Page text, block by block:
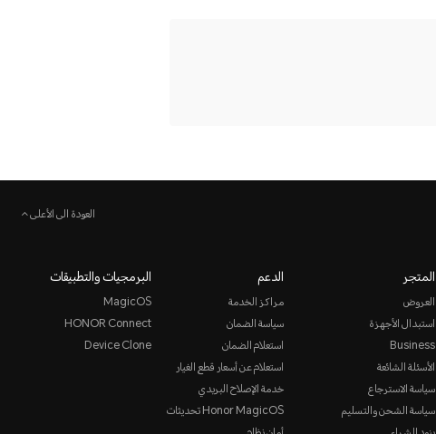
العودة الى الأعلى
المتجر
العروض
استبدال الأجهزة
Business
الأسئلة الشائعة
سياسة الاسترجاع
سياسة الشحن والتسليم
الدعم
مراكز الخدمة
سياسة الضمان
استعلام الضمان
استعلام عن أسعار قطع الغيار
خدمة الإصلاح البريدي
Honor MagicOS تحديثات
البرمجيات والتطبيقات
MagicOS
HONOR Connect
Device Clone